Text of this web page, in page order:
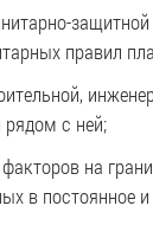
правил
рядом с ней;
на
в постоянное